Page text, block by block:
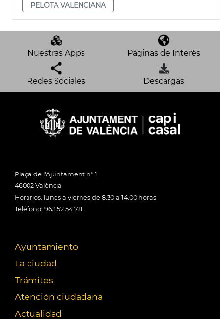
PELOTA VALENCIANA
Nuestras Apps Páginas de Interés
Redes Sociales Descargas
Plaça de l'Ajuntament nº 1
46002 València
Horarios: lunes a viernes de 8:30 a 14:00 horas
Teléfono: 963 52 54 78
Ayuntamiento
La ciudad
Trámites
Atención ciudadana
Actualidad